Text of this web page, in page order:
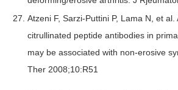
Atzeni F, Sarzi-Puttini P, Lama N, et al.
citrullinated peptide antibodies in
may be associated with non-erosive
Ther 2008;10:R51